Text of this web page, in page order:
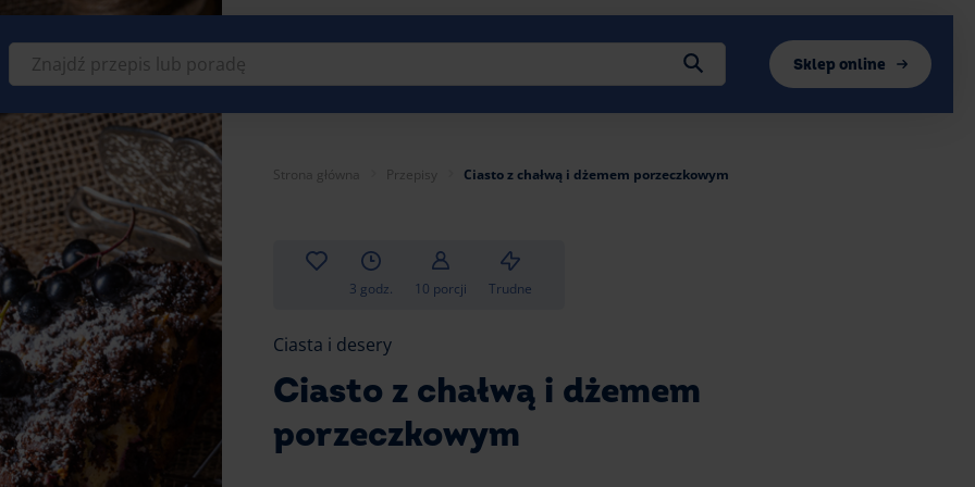
Znajdź
przepis
lub
poradę
Sklep online
Strona główna Przepisy Ciasto z chałwą i dżemem porzeczkowym
3 godz. 10 porcji Trudne
Ciasta i desery
Ciasto z chałwą i dżemem
porzeczkowym